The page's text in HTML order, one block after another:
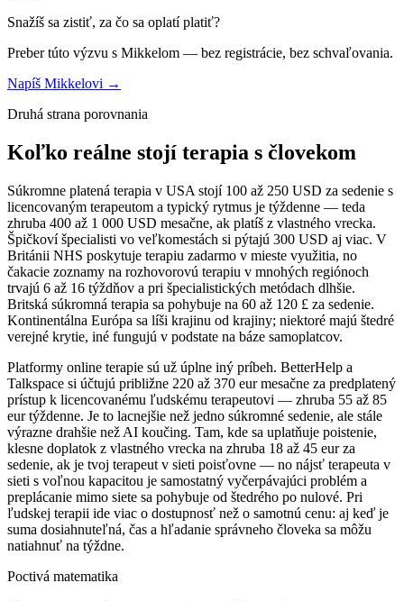
Snažíš sa zistiť, za čo sa oplatí platiť?
Preber túto výzvu s Mikkelom — bez registrácie, bez schvaľovania.
Napíš Mikkelovi →
Druhá strana porovnania
Koľko reálne stojí terapia s človekom
Súkromne platená terapia v USA stojí 100 až 250 USD za sedenie s
licencovaným terapeutom a typický rytmus je týždenne — teda
zhruba 400 až 1 000 USD mesačne, ak platíš z vlastného vrecka.
Špičkoví špecialisti vo veľkomestách si pýtajú 300 USD aj viac. V
Británii NHS poskytuje terapiu zadarmo v mieste využitia, no
čakacie zoznamy na rozhovorovú terapiu v mnohých regiónoch
trvajú 6 až 16 týždňov a pri špecialistických metódach dlhšie.
Britská súkromná terapia sa pohybuje na 60 až 120 £ za sedenie.
Kontinentálna Európa sa líši krajinu od krajiny; niektoré majú štedré
verejné krytie, iné fungujú v podstate na báze samoplatcov.
Platformy online terapie sú už úplne iný príbeh. BetterHelp a
Talkspace si účtujú približne 220 až 370 eur mesačne za predplatený
prístup k licencovanému ľudskému terapeutovi — zhruba 55 až 85
eur týždenne. Je to lacnejšie než jedno súkromné sedenie, ale stále
výrazne drahšie než AI koučing. Tam, kde sa uplatňuje poistenie,
klesne doplatok z vlastného vrecka na zhruba 18 až 45 eur za
sedenie, ak je tvoj terapeut v sieti poisťovne — no nájsť terapeuta v
sieti s voľnou kapacitou je samostatný vyčerpávajúci problém a
preplácanie mimo siete sa pohybuje od štedrého po nulové. Pri
ľudskej terapii ide viac o dostupnosť než o samotnú cenu: aj keď je
suma dosiahnuteľná, čas a hľadanie správneho človeka sa môžu
natiahnuť na týždne.
Poctivá matematika